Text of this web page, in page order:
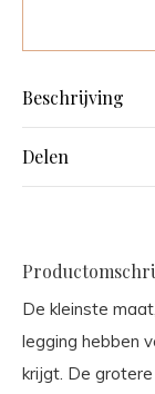
Beschrijving
Delen
De kleinste
legging hebben
krijgt. De